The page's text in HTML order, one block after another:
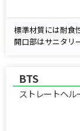
標準材質には耐食
開口部はサニタリ
備。
高品質が求められ
す。
さらに、内面電
度・耐薬品性が
BTS
ストレートヘ